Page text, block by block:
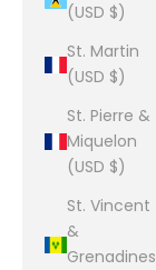
(USD $)
St. Martin
(USD $)
St. Pierre &
Miquelon
(USD $)
St. Vincent
&
Grenadines